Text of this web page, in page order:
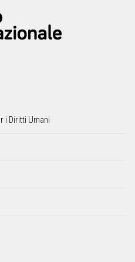
i Diritti Umani